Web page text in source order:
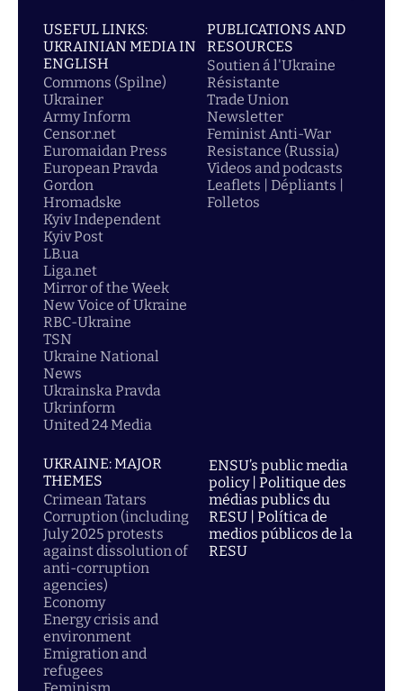
USEFUL LINKS:
UKRAINIAN MEDIA IN
ENGLISH
Commons (Spilne)
Ukrainer
Army Inform
Censor.net
Euromaidan Press
European Pravda
Gordon
Hromadske
Kyiv Independent
Kyiv Post
LB.ua
Liga.net
Mirror of the Week
New Voice of Ukraine
RBC-Ukraine
TSN
Ukraine National
News
Ukrainska Pravda
Ukrinform
United 24 Media
PUBLICATIONS AND
RESOURCES
Soutien á l'Ukraine
Résistante
Trade Union
Newsletter
Feminist Anti-War
Resistance (Russia)
Videos and podcasts
Leaflets | Dépliants |
Folletos
UKRAINE: MAJOR
THEMES
Crimean Tatars
Corruption (including
July 2025 protests
against dissolution of
anti-corruption
agencies)
Economy
Energy crisis and
environment
Emigration and
refugees
ENSU’s public media
policy | Politique des
médias publics du
RESU | Política de
medios públicos de la
RESU